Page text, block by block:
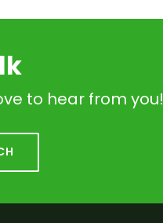
to hear from you!